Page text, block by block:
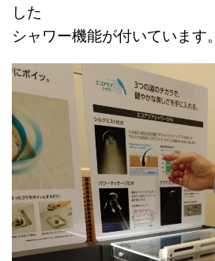
した
シャワー機能が付いています。